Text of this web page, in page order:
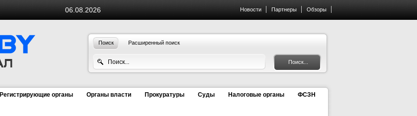
06.08.2026 Новости Партнеры Обзоры
Поиск Расширенный поиск
Регистрирующие органы Органы власти Прокуратуры Суды Налоговые органы ФСЗН